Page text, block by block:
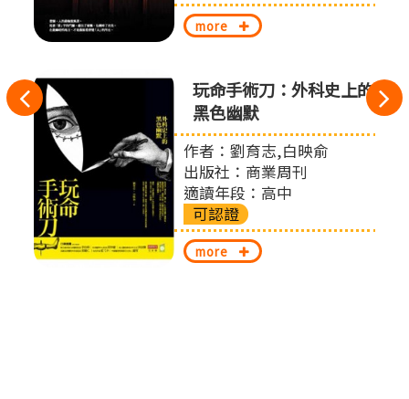
往
左
切
換
康
more
玩命手術刀：外科史上的
黑色幽默
作者：劉育志,白映俞
出版社：商業周刊
適讀年段：高中
可認證
more